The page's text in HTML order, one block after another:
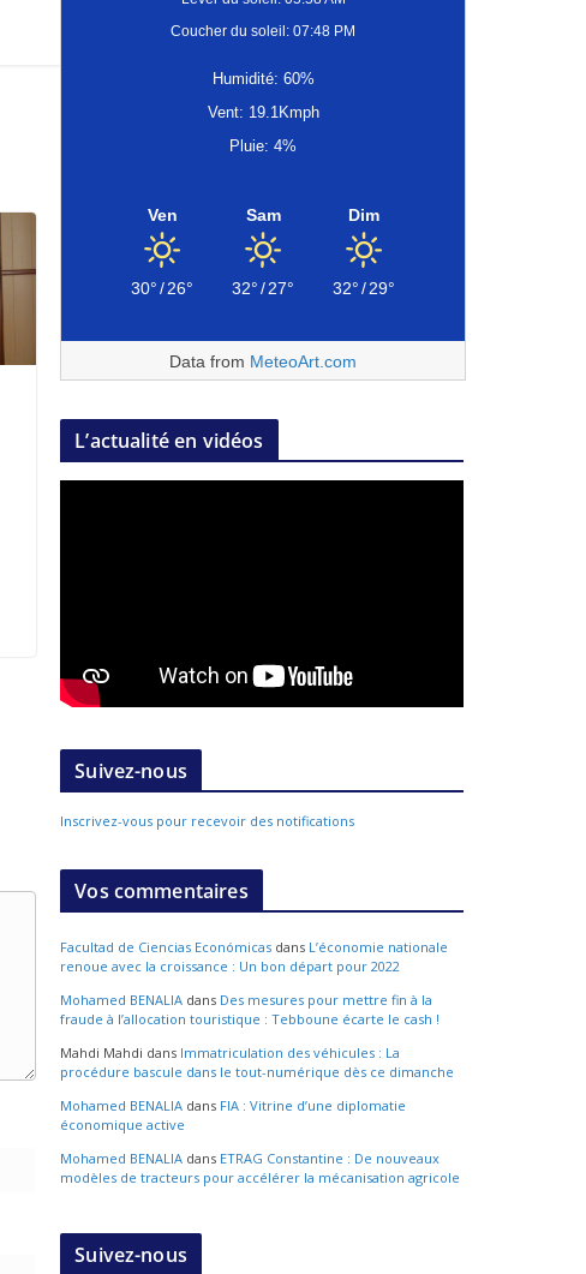
Coucher du soleil: 07:48 PM
Humidité: 60%
Vent: 19.1Kmph
Pluie: 4%
Ven
30°/26°
Sam
32°/27°
Dim
32°/29°
Data from MeteoArt.com
L’actualité en vidéos
Suivez-nous
Inscrivez-vous pour recevoir des notifications
Vos commentaires
Facultad de Ciencias Económicas dans L’économie nationale
renoue avec la croissance : Un bon départ pour 2022
Mohamed BENALIA dans Des mesures pour mettre fin à la
fraude à l’allocation touristique : Tebboune écarte le cash !
Mahdi Mahdi dans Immatriculation des véhicules : La
procédure bascule dans le tout-numérique dès ce dimanche
Mohamed BENALIA dans FIA : Vitrine d’une diplomatie
économique active
Mohamed BENALIA dans ETRAG Constantine : De nouveaux
modèles de tracteurs pour accélérer la mécanisation agricole
Suivez-nous